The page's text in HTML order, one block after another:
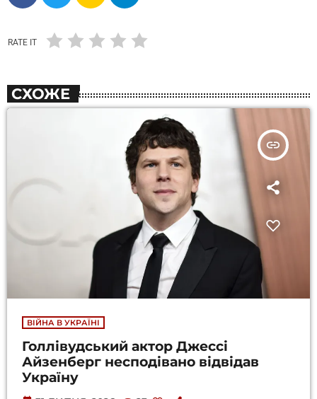
RATE IT
СХОЖЕ
insert_link
ВІЙНА В УКРАЇНІ
Голлівудський актор Джессі
Айзенберг несподівано відвідав
Україну